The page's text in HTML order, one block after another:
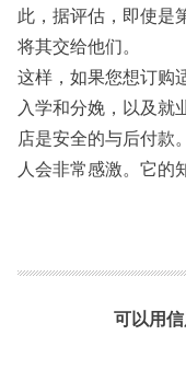
此，据评估，即使是
将其交给他们。
这样，如果您想订购
入学和分娩，以及就
店是安全的与后付款
人会非常感激。它的
可以用